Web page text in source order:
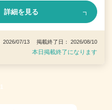
詳細を見る
2026/07/13 掲載終了日： 2026/08/10
本日掲載終了になります
1